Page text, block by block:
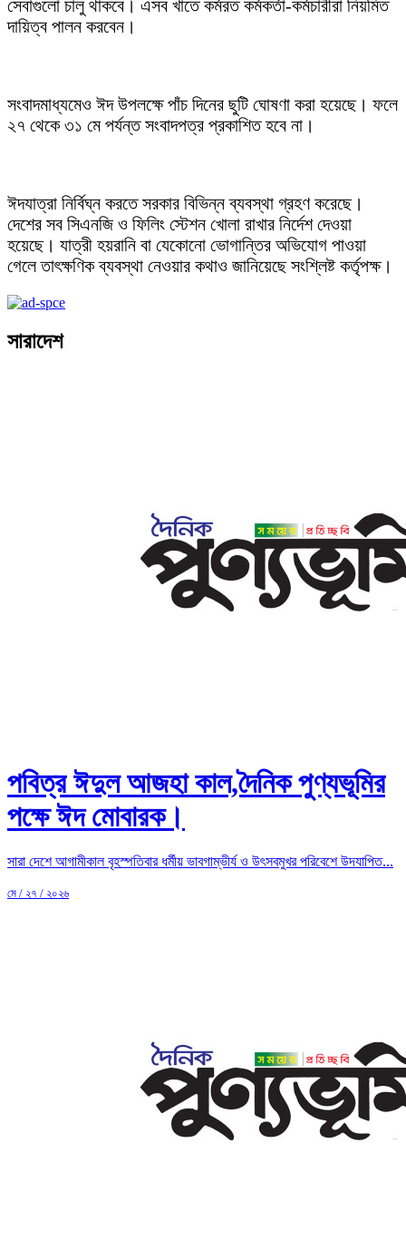
সেবাগুলো চালু থাকবে। এসব খাতে কর্মরত কর্মকর্তা-কর্মচারীরা নিয়মিত
দায়িত্ব পালন করবেন।
সংবাদমাধ্যমেও ঈদ উপলক্ষে পাঁচ দিনের ছুটি ঘোষণা করা হয়েছে। ফলে
২৭ থেকে ৩১ মে পর্যন্ত সংবাদপত্র প্রকাশিত হবে না।
ঈদযাত্রা নির্বিঘ্ন করতে সরকার বিভিন্ন ব্যবস্থা গ্রহণ করেছে।
দেশের সব সিএনজি ও ফিলিং স্টেশন খোলা রাখার নির্দেশ দেওয়া
হয়েছে। যাত্রী হয়রানি বা যেকোনো ভোগান্তির অভিযোগ পাওয়া
গেলে তাৎক্ষণিক ব্যবস্থা নেওয়ার কথাও জানিয়েছে সংশ্লিষ্ট কর্তৃপক্ষ।
সারাদেশ
পবিত্র ঈদুল আজহা কাল,দৈনিক পুণ্যভূমির
পক্ষে ঈদ মোবারক।
সারা দেশে আগামীকাল বৃহস্পতিবার ধর্মীয় ভাবগাম্ভীর্য ও উৎসবমুখর পরিবেশে উদযাপিত...
মে / ২৭ / ২০২৬